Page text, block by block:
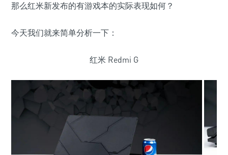
那么红米新发布的有游戏本的实际表现如何？
今天我们就来简单分析一下：
红米 Redmi G